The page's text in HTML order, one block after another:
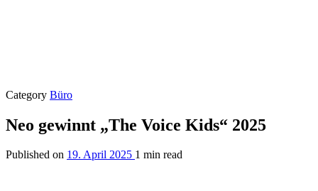
Category Büro
Neo gewinnt „The Voice Kids“ 2025
Published on 19. April 2025 1 min read